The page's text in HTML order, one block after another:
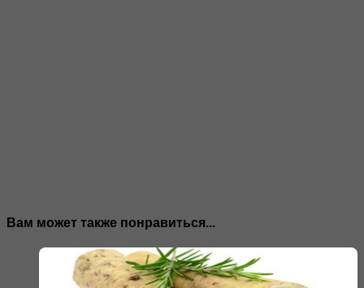
Вам может также понравиться...